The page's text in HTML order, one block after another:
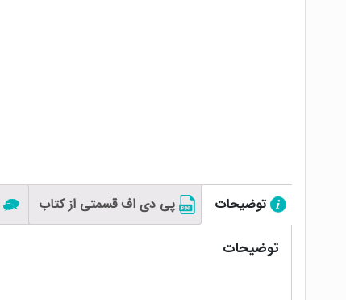
توضیحات پي دي اف قسمتي از كتاب
توضیحات